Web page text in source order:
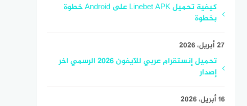
كيفية تحميل Linebet APK على Android خطوة
بخطوة
27 أبريل، 2026
تحميل إنستقرام عربي للآيفون 2026 الرسمي اخر
إصدار
16 أبريل، 2026